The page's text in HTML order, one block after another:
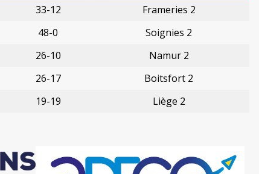
33-12
Frameries 2
48-0
Soignies 2
26-10
Namur 2
26-17
Boitsfort 2
19-19 Liège 2